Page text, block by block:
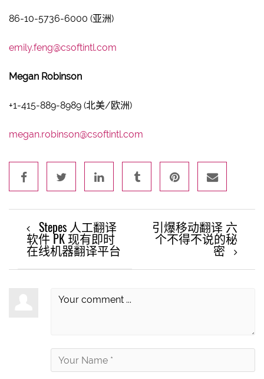
86-10-5736-6000 (亚洲)
emily.feng@csoftintl.com
Megan Robinson
+1-415-889-8989 (北美/欧洲)
megan.robinson@csoftintl.com
Stepes 人工翻译
软件 PK 现有即时
在线机器翻译平台
引爆移动翻译 六
个不得不说的秘
密